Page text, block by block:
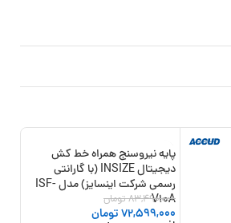
-13%
پایه نیروسنج همراه خط کش
دیجیتال INSIZE (با گارانتی
رسمی شرکت اینسایز) مدل ISF-
V10A
83,490,000تومان
72,599,000تومان